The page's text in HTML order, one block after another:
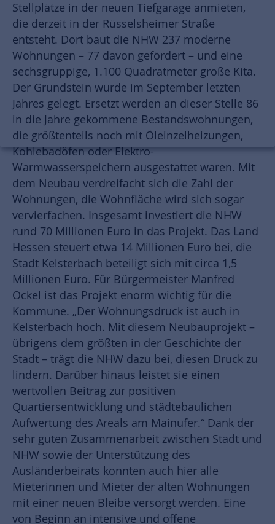
Stellplätze in der neuen Tiefgarage anmieten,
die derzeit in der Rüsselsheimer Straße
entsteht. Dort baut die NHW 237 moderne
Wohnungen – 77 davon gefördert – und eine
sechsgruppige, 1.100 Quadratmeter große Kita.
Der Grundstein wurde im September letzten
Jahres gelegt. Ersetzt werden an dieser Stelle 86
in die Jahre gekommene Bestandswohnungen,
die größtenteils noch mit Öleinzelheizungen,
Kohlebadöfen oder Elektro-
Warmwasserspeichern ausgestattet waren. Mit
dem Neubau verdreifacht sich die Zahl der
Wohnungen, die Wohnfläche wird sich sogar
vervierfachen. Insgesamt investiert die NHW
rund 70 Millionen Euro in das Projekt. Das Land
Hessen steuert etwa 14 Millionen Euro bei, die
Stadt Kelsterbach beteiligt sich mit circa 1,5
Millionen Euro. Für Bürgermeister Manfred
Ockel ist das Projekt enorm wichtig für die
Kommune. „Der Wohnungsdruck ist auch in
Kelsterbach hoch. Mit diesem Neubauprojekt –
übrigens dem größten in der Geschichte der
Stadt – trägt die NHW dazu bei, diesen Druck zu
lindern. Darüber hinaus leistet sie einen
wertvollen Beitrag zur positiven
Quartiersentwicklung und städtebaulichen
Aufwertung des Areals am Mainufer.“ Dank der
sehr guten Zusammenarbeit zwischen Stadt und
NHW sowie der Unterstützung des
Ausländerbeirats konnten auch hier alle
Mieterinnen und Mieter der alten Wohnungen
mit einer neuen Bleibe versorgt werden. Eine
von Beginn an intensive und offene